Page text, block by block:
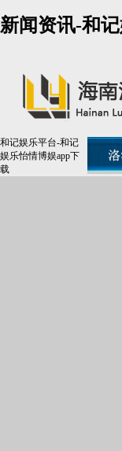
新闻资讯-和
和记娱乐平台-和记
娱乐怡情博娱app下
载